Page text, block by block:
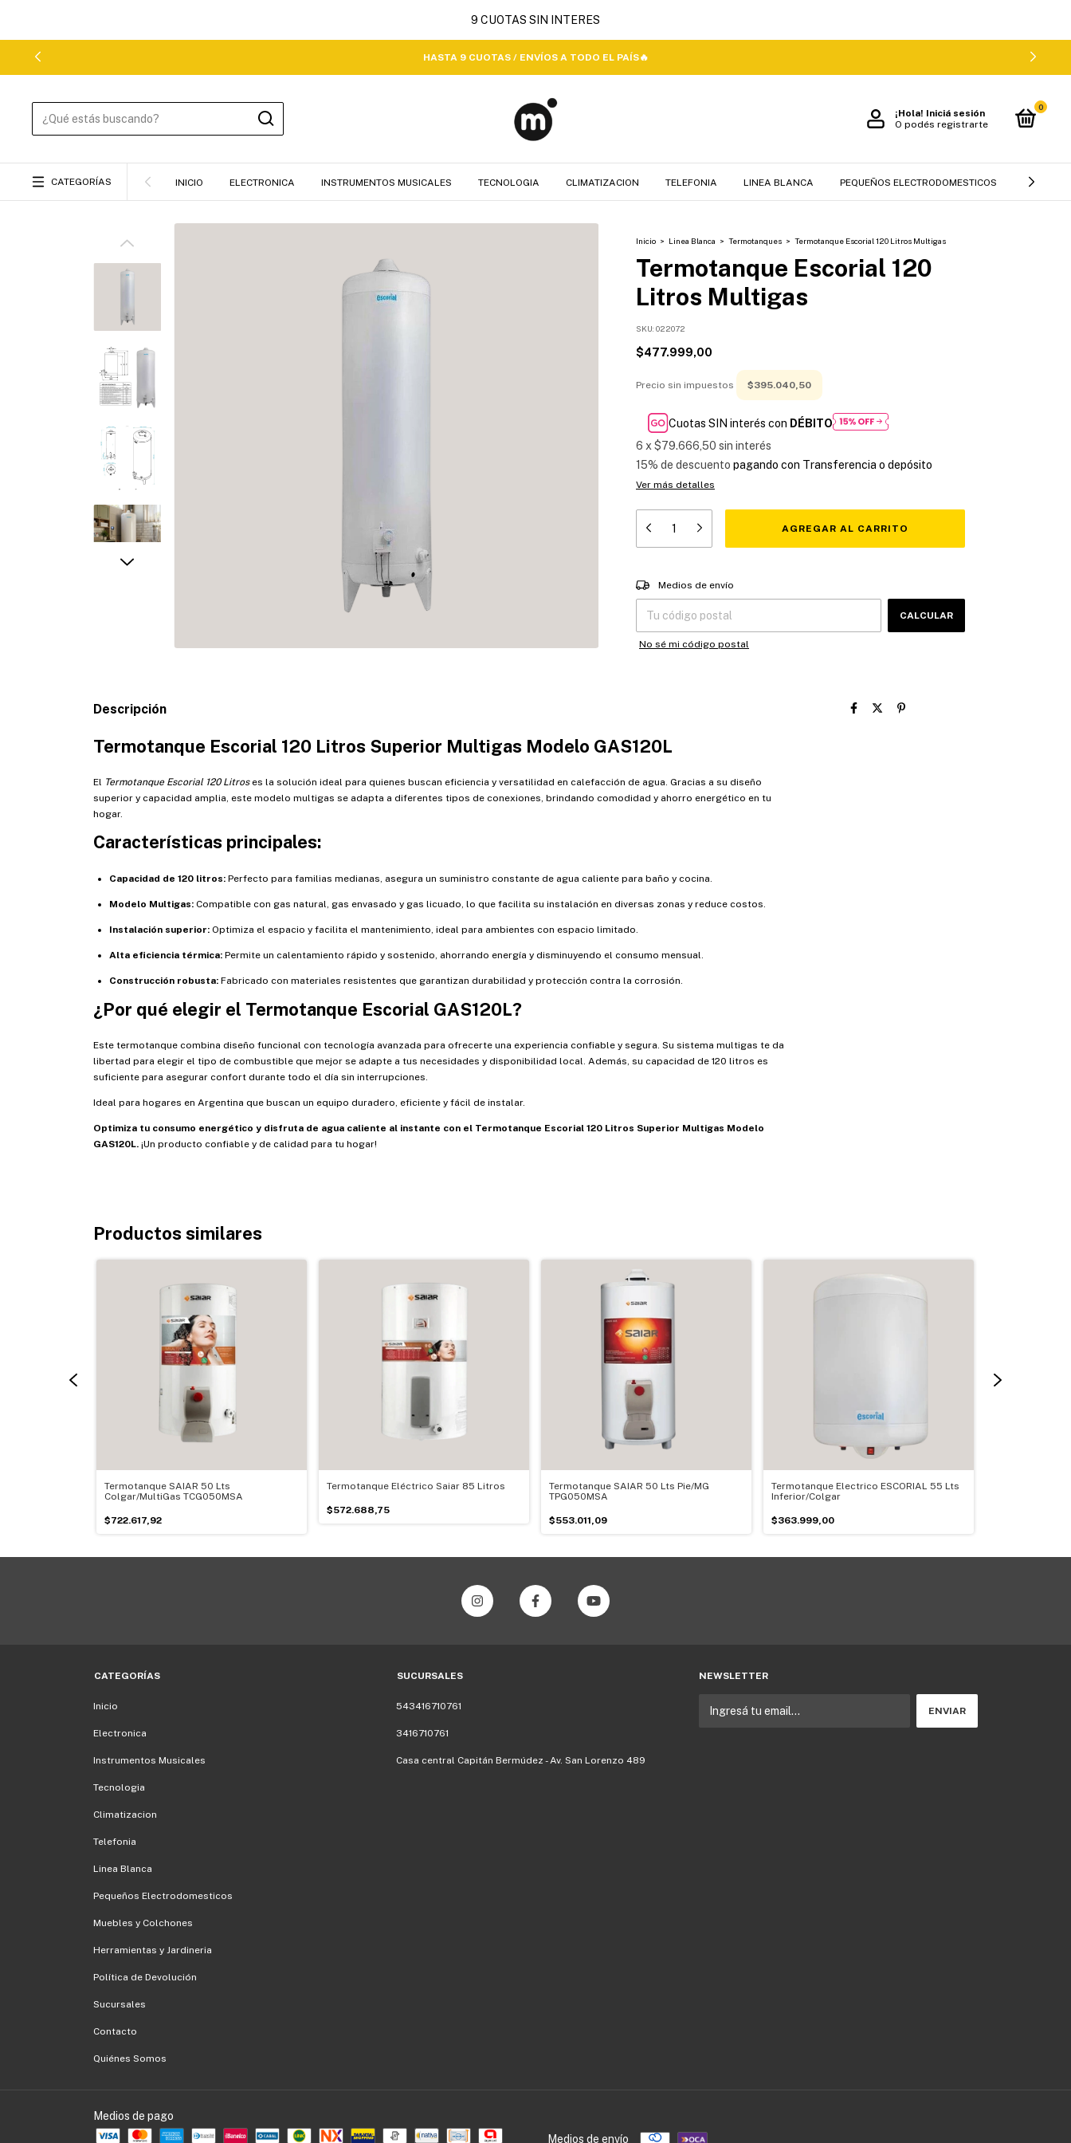
¡Hola! Iniciá sesión
O podés registrarte
0
CATEGORÍAS INICIO ELECTRONICA INSTRUMENTOS MUSICALES TECNOLOGIA CLIMATIZACION TELEFONIA LINEA BLANCA PEQUEÑOS ELECTRODOMESTICOS
Inicio > Linea Blanca > Termotanques > Termotanque Escorial 120 Litros Multigas
Termotanque Escorial 120
Litros Multigas
SKU: 022072
$477.999,00
Precio sin impuestos $395.040,50
Cuotas SIN interés con DÉBITO
6 x $79.666,50 sin interés
15% de descuento pagando con Transferencia o depósito
Ver más detalles
Entregas para el CP:
Medios de envío
CALCULAR
No sé mi código postal
Descripción
Termotanque Escorial 120 Litros Superior Multigas Modelo GAS120L
El Termotanque Escorial 120 Litroses la solución ideal para quienes buscan eficiencia y versatilidad en calefacción de agua. Gracias a su diseño
superior y capacidad amplia, este modelo multigas se adapta a diferentes tipos de conexiones, brindando comodidad y ahorro energético en tu
hogar.
Características principales:
Capacidad de 120 litros: Perfecto para familias medianas, asegura un suministro constante de agua caliente para baño y cocina.
Modelo Multigas: Compatible con gas natural, gas envasado y gas licuado, lo que facilita su instalación en diversas zonas y reduce costos.
Instalación superior: Optimiza el espacio y facilita el mantenimiento, ideal para ambientes con espacio limitado.
Alta eficiencia térmica: Permite un calentamiento rápido y sostenido, ahorrando energía y disminuyendo el consumo mensual.
Construcción robusta: Fabricado con materiales resistentes que garantizan durabilidad y protección contra la corrosión.
¿Por qué elegir el Termotanque Escorial GAS120L?
Este termotanque combina diseño funcional con tecnología avanzada para ofrecerte una experiencia confiable y segura. Su sistema multigas te da
libertad para elegir el tipo de combustible que mejor se adapte a tus necesidades y disponibilidad local. Además, su capacidad de 120 litros es
suficiente para asegurar confort durante todo el día sin interrupciones.
Ideal para hogares en Argentina que buscan un equipo duradero, eficiente y fácil de instalar.
Optimiza tu consumo energético y disfruta de agua caliente al instante con el Termotanque Escorial 120 Litros Superior Multigas Modelo
GAS120L. ¡Un producto confiable y de calidad para tu hogar!
Productos similares
Termotanque SAIAR 50 Lts
Colgar/MultiGas TCG050MSA
$722.617,92
Termotanque Eléctrico Saiar 85 Litros
$572.688,75
Termotanque SAIAR 50 Lts Pie/MG
TPG050MSA
$553.011,09
Termotanque Electrico ESCORIAL 55 Lts
Inferior/Colgar
$363.999,00
CATEGORÍAS
Inicio
Electronica
Instrumentos Musicales
Tecnologia
Climatizacion
Telefonia
Linea Blanca
Pequeños Electrodomesticos
Muebles y Colchones
Herramientas y Jardineria
Política de Devolución
Sucursales
Contacto
Quiénes Somos
SUCURSALES
543416710761
3416710761
Casa central Capitán Bermúdez - Av. San Lorenzo 489
NEWSLETTER
Medios de pago
Medios de envío